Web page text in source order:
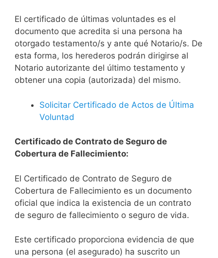
El certificado de últimas voluntades es el
documento que acredita si una persona ha
otorgado testamento/s y ante qué Notario/s. De
esta forma, los herederos podrán dirigirse al
Notario autorizante del último testamento y
obtener una copia (autorizada) del mismo.
Solicitar Certificado de Actos de Última
Voluntad
Certificado de Contrato de Seguro de
Cobertura de Fallecimiento:
El Certificado de Contrato de Seguro de
Cobertura de Fallecimiento es un documento
oficial que indica la existencia de un contrato
de seguro de fallecimiento o seguro de vida.
Este certificado proporciona evidencia de que
una persona (el asegurado) ha suscrito un